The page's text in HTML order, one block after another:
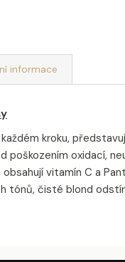
informace
kroku,
oxidací,
vitamín C a
čisté blond